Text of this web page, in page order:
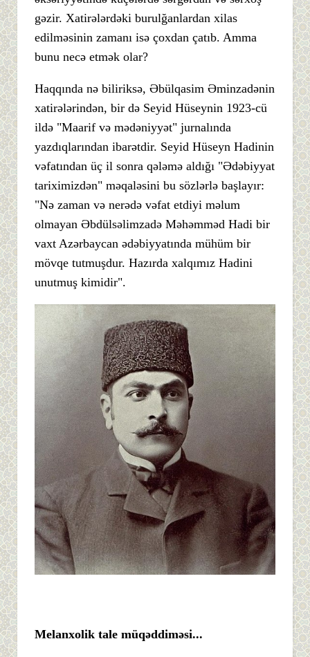
gəzir. Xatirələrdəki burulğanlardan xilas
edilməsinin zamanı isə çoxdan çatıb. Amma
bunu necə etmək olar?
Haqqında nə biliriksə, Əbülqasim Əminzadənin
xatirələrindən, bir də Seyid Hüseynin 1923-cü
ildə "Maarif və mədəniyyət" jurnalında
yazdıqlarından ibarətdir. Seyid Hüseyn Hadinin
vəfatından üç il sonra qələmə aldığı "Ədəbiyyat
tariximizdən" məqaləsini bu sözlərlə başlayır:
"Nə zaman və nerədə vəfat etdiyi məlum
olmayan Əbdülsəlimzadə Məhəmməd Hadi bir
vaxt Azərbaycan ədəbiyyatında mühüm bir
mövqe tutmuşdur. Hazırda xalqımız Hadini
unutmuş kimidir".
Melanxolik tale müqəddiməsi...